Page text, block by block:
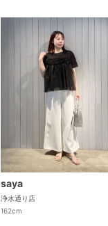
saya
浄水通り店
162cm